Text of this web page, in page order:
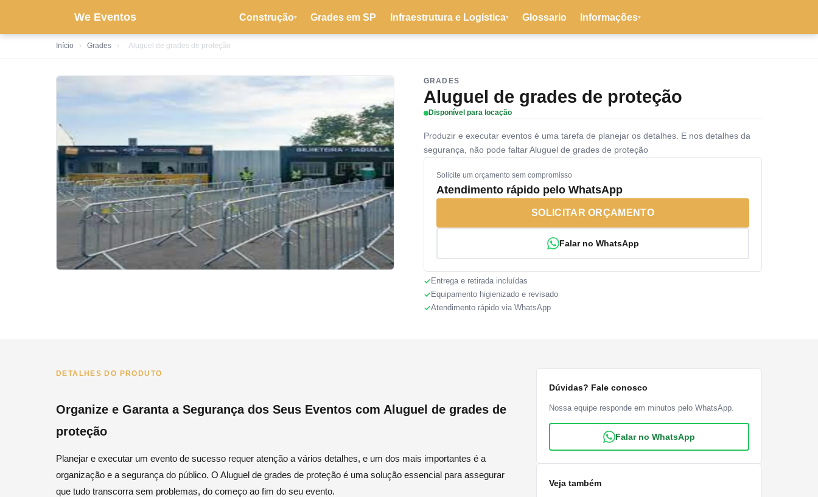
We Eventos Construção▾ Grades em SP Infraestrutura e Logística▾ Glossario Informações▾
Início › Grades › Aluguel de grades de proteção
GRADES
Aluguel de grades de proteção
Disponível para locação
Produzir e executar eventos é uma tarefa de planejar os detalhes. E nos detalhes da
segurança, não pode faltar Aluguel de grades de proteção
Solicite um orçamento sem compromisso
Atendimento rápido pelo WhatsApp
SOLICITAR ORÇAMENTO
Falar no WhatsApp
Entrega e retirada incluídas
Equipamento higienizado e revisado
Atendimento rápido via WhatsApp
DETALHES DO PRODUTO
Organize e Garanta a Segurança dos Seus Eventos com Aluguel de grades de
proteção
Planejar e executar um evento de sucesso requer atenção a vários detalhes, e um dos mais importantes é a
organização e a segurança do público. O Aluguel de grades de proteção é uma solução essencial para assegurar
que tudo transcorra sem problemas, do começo ao fim do seu evento.
Dúvidas? Fale conosco
Nossa equipe responde em minutos pelo WhatsApp.
Falar no WhatsApp
Veja também